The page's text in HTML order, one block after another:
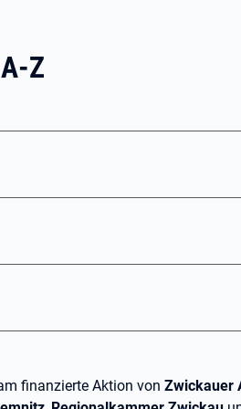
Z
finanzierte Aktion von Zwickauer